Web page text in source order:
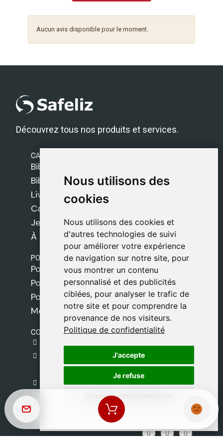
Nous utilisons des
cookies
Nous utilisons des cookies et
d'autres technologies de suivi
pour améliorer votre expérience
de navigation sur notre site, pour
vous montrer un contenu
personnalisé et des publicités
ciblées, pour analyser le trafic de
notre site et pour comprendre la
provenance de nos visiteurs.
Politique de confidentialité
J'accepte
Je refuse
Changer mes préférences
Nous utilisons des
cookies
Nous utilisons des cookies et
d'autres technologies de suivi
pour améliorer votre expérience
de navigation sur notre site, pour
vous montrer un contenu
personnalisé et des publicités
ciblées, pour analyser le trafic de
notre site et pour comprendre la
provenance de nos visiteurs.
Politique de confidentialité
J'accepte
Je refuse
Changer mes préférences
Aucun avis disponible pour le moment.
Découvrez tous nos produits et services.
CATÉGORIES
Bibles Safeliz
Bibles
Livres
Cadeaux
Jeux
À propos de nous
POLITIQUES
Politique de livraison
Politique de cookies
Politique de confidentialité
Mentions légales
CONTACT
C. del Pradillo, 6, 28770 Colmenar Viejo,
Madrid
+34 918 459 877